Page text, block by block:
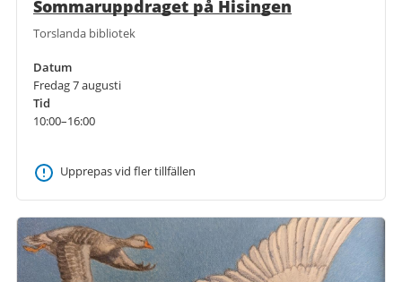
Sommaruppdraget på Hisingen
Torslanda bibliotek
Datum
Fredag 7 augusti
Tid
10:00–16:00
Upprepas vid fler tillfällen